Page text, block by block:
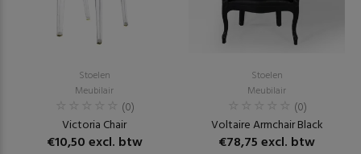
Stoelen
Meubilair
(0)
Victoria Chair
€10,50 excl. btw
Stoelen
Meubilair
(0)
Voltaire Armchair Black
€78,75 excl. btw